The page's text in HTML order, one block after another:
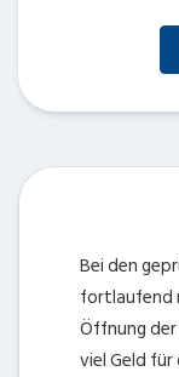
Bei den
fortlaufend
Öffnung
viel Geld